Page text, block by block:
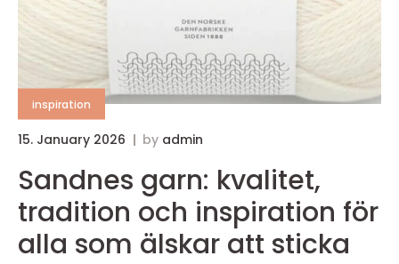
inspiration
15. January 2026 by admin
Sandnes garn: kvalitet,
tradition och inspiration för
alla som älskar att sticka